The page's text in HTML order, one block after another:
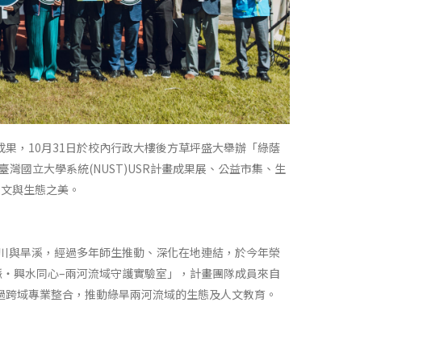
，10月31日於校內行政大樓後方草坪盛大舉辦「綠蔭
灣國立大學系統(NUST)USR計畫成果展、公益市集、生
與生態之美。
旱溪，經過多年師生推動、深化在地連結，於今年榮
興水同心–兩河流域守護實驗室」，計畫團隊成員來自
域專業整合，推動綠旱兩河流域的生態及人文教育。